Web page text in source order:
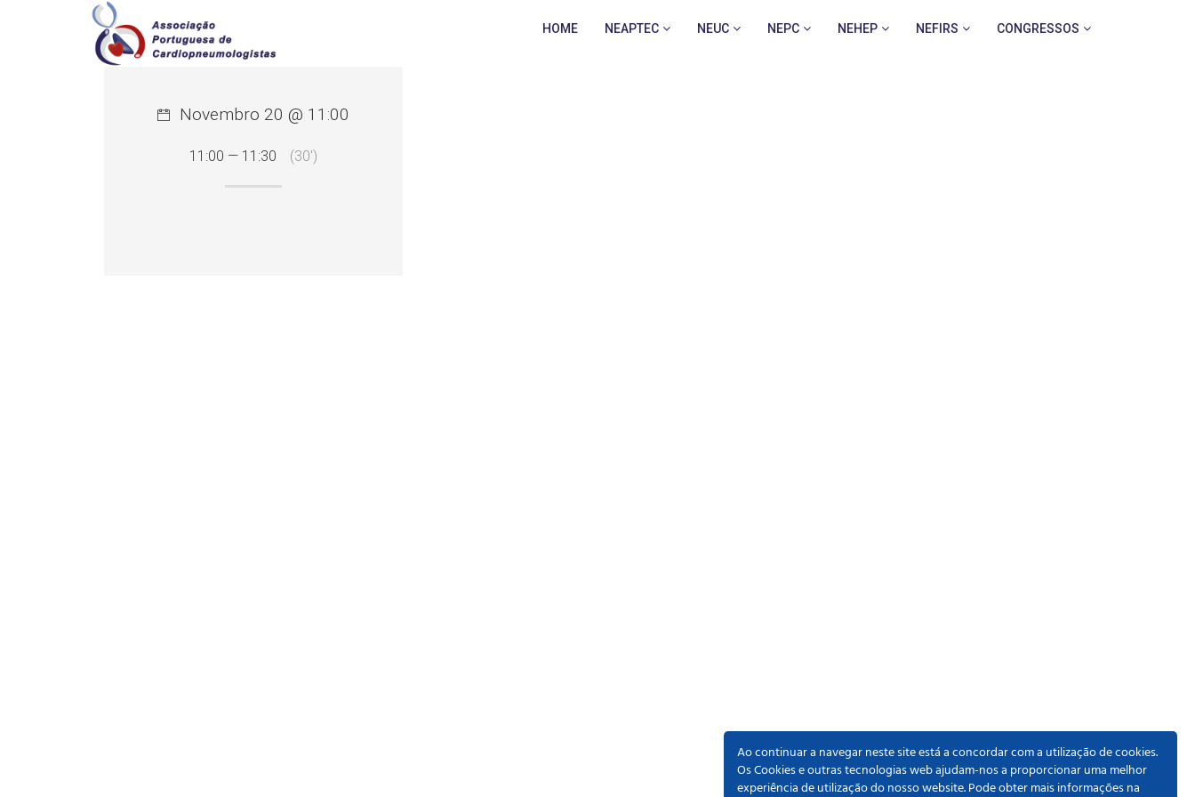
HOME NEAPTEC NEUC NEPC NEHEP NEFIRS CONGRESSOS
Novembro 20 @ 11:00
11:00 — 11:30 (30′)
Ao continuar a navegar neste site está a concordar com a utilização de cookies.
Os Cookies e outras tecnologias web ajudam-nos a proporcionar uma melhor
experiência de utilização do nosso website. Pode obter mais informações na